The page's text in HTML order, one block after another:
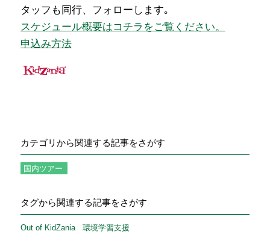
タッフも同行、フォローします｡
スケジュール概要はコチラをご覧ください。
申込み方法
カテゴリから関連する記事をさがす
国内ツアー
タグから関連する記事をさがす
Out of KidZania 環境学習支援